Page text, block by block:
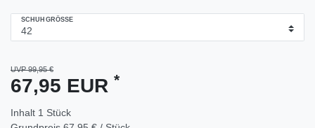
SCHUHGRÖSSE
UVP 99,95 €
67,95 EUR *
Inhalt 1 Stück